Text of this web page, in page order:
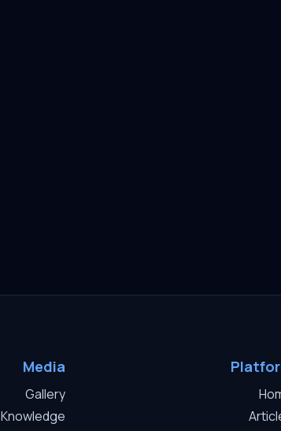
Media
Gallery
Knowledge